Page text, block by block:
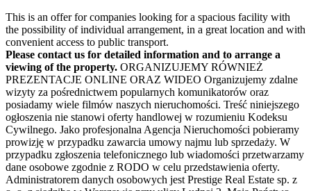
This is an offer for companies looking for a spacious facility with
the possibility of individual arrangement, in a great location and with
convenient access to public transport.
Please contact us for detailed information and to arrange a
viewing of the property. ORGANIZUJEMY RÓWNIEŻ
PREZENTACJE ONLINE ORAZ WIDEO Organizujemy zdalne
wizyty za pośrednictwem popularnych komunikatorów oraz
posiadamy wiele filmów naszych nieruchomości. Treść niniejszego
ogłoszenia nie stanowi oferty handlowej w rozumieniu Kodeksu
Cywilnego. Jako profesjonalna Agencja Nieruchomości pobieramy
prowizję w przypadku zawarcia umowy najmu lub sprzedaży. W
przypadku zgłoszenia telefonicznego lub wiadomości przetwarzamy
dane osobowe zgodnie z RODO w celu przedstawienia oferty.
Administratorem danych osobowych jest Prestige Real Estate sp. z